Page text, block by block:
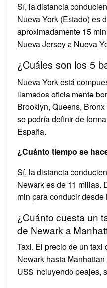
Sí, la distancia
Nueva York (Estado) es
aproximadamente 15
Nueva Jersey a Nueva
¿Cuáles son los 5
Nueva York está
llamados oficialmente
Brooklyn, Queens,
se podría definir de
España.
¿Cuánto tiempo se
Sí, la distancia
Newark es de 11 millas.
min para conducir desde
¿Cuánto cuesta un
de Newark a
Taxi. El precio de un taxi
Newark hasta
US$ incluyendo peajes,